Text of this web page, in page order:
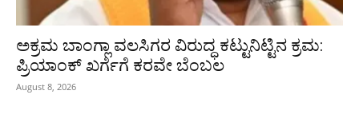
ಅಕ್ರಮ ಬಾಂಗ್ಲಾ ವಲಸಿಗರ ವಿರುದ್ಧ ಕಟ್ಟುನಿಟ್ಟಿನ ಕ್ರಮ:
ಪ್ರಿಯಾಂಕ್ ಖರ್ಗೆಗೆ ಕರವೇ ಬೆಂಬಲ
August 8, 2026